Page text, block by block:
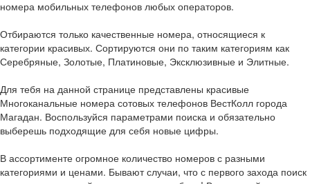
номера мобильных телефонов любых операторов.
Отбираются только качественные номера, относящиеся к
категории красивых. Сортируются они по таким категориям как
Серебряные, Золотые, Платиновые, Эксклюзивные и Элитные.
Для тебя на данной странице представлены красивые
Многоканальные номера сотовых телефонов ВестКолл города
Магадан. Воспользуйся параметрами поиска и обязательно
выберешь подходящие для себя новые цифры.
В ассортименте огромное количество номеров с разными
категориями и ценами. Бывают случаи, что с первого захода поиск